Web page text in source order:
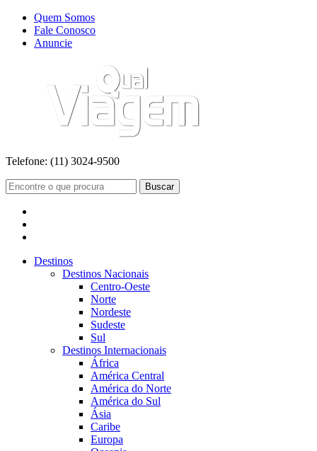
Quem Somos
Fale Conosco
Anuncie
Telefone: (11) 3024-9500
Buscar
Destinos
Destinos Nacionais
Centro-Oeste
Norte
Nordeste
Sudeste
Sul
Destinos Internacionais
África
América Central
América do Norte
América do Sul
Ásia
Caribe
Europa